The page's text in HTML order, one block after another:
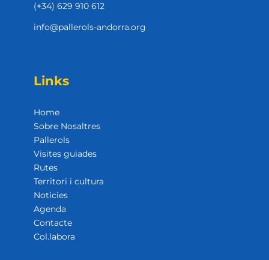
(+34) 629 910 612
info@pallerols-andorra.org
Links
Home
Sobre Nosaltres
Pallerols
Visites guiades
Rutes
Territori i cultura
Noticies
Agenda
Contacte
Col.labora